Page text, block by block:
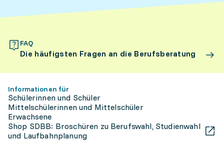
FAQ
Die häufigsten Fragen an die Berufsberatung
Informationen für
Schülerinnen und Schüler
Mittelschülerinnen und Mittelschüler
Erwachsene
Shop SDBB: Broschüren zu Berufswahl, Studienwahl
und Laufbahnplanung